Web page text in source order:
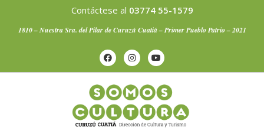
Contáctese al 03774 55-1579
1810 – Nuestra Sra. del Pilar de Curuzú Cuatiá – Primer Pueblo Patrio – 2021